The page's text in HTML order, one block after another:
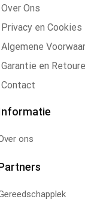
Over Ons
Privacy en Cookies
Algemene
Garantie en
Contact
ons